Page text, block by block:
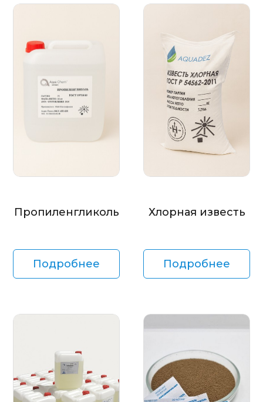
Пропиленгликоль
Подробнее
Хлорная известь
Подробнее